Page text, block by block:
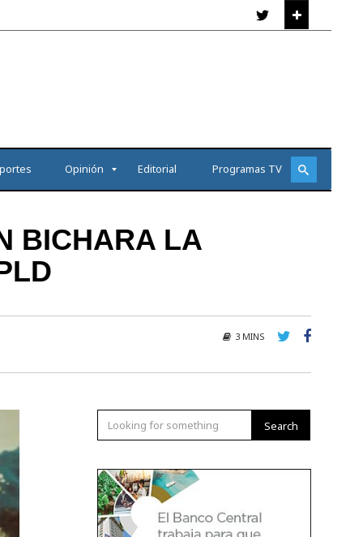
Opinión Editorial Programas TV
BICHARA LA
3 MINS
Search